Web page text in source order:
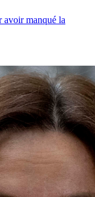
avoir manqué la